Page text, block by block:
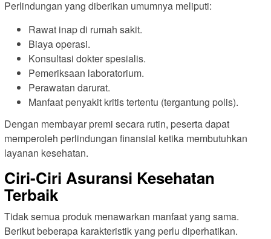
Perlindungan yang diberikan umumnya meliputi:
Rawat inap di rumah sakit.
Biaya operasi.
Konsultasi dokter spesialis.
Pemeriksaan laboratorium.
Perawatan darurat.
Manfaat penyakit kritis tertentu (tergantung polis).
Dengan membayar premi secara rutin, peserta dapat
memperoleh perlindungan finansial ketika membutuhkan
layanan kesehatan.
Ciri-Ciri Asuransi Kesehatan
Terbaik
Tidak semua produk menawarkan manfaat yang sama.
Berikut beberapa karakteristik yang perlu diperhatikan.